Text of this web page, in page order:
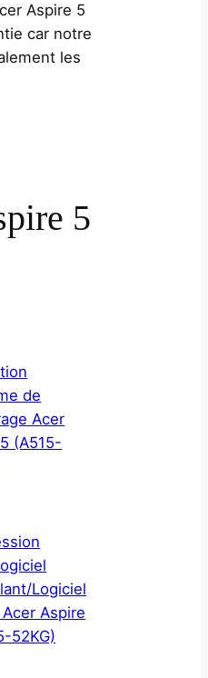
Aspire 5
car notre
les
5
de
Acer
(A515-
Logiciel
Aspire
52KG)